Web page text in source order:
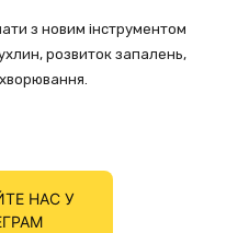
з новим інструментом
розвиток запалень,
НАС У